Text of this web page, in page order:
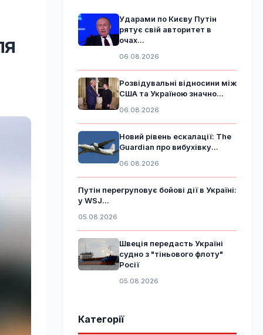
Ударами по Києву Путін
рятує свій авторитет в
очах...
06.08.2026
Розвідувальні відносини між
США та Україною значно...
06.08.2026
Новий рівень ескалації: The
Guardian про вибухівку...
06.08.2026
Путін перегруповує бойові дії в Україні:
у WSJ...
05.08.2026
Швеція передасть Україні
судно з "тіньового флоту"
Росії
05.08.2026
Категорії